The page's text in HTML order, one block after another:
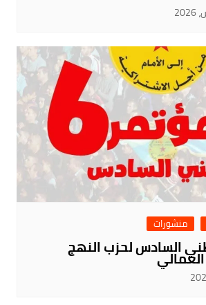
منشورات
السادس لحزب النهج